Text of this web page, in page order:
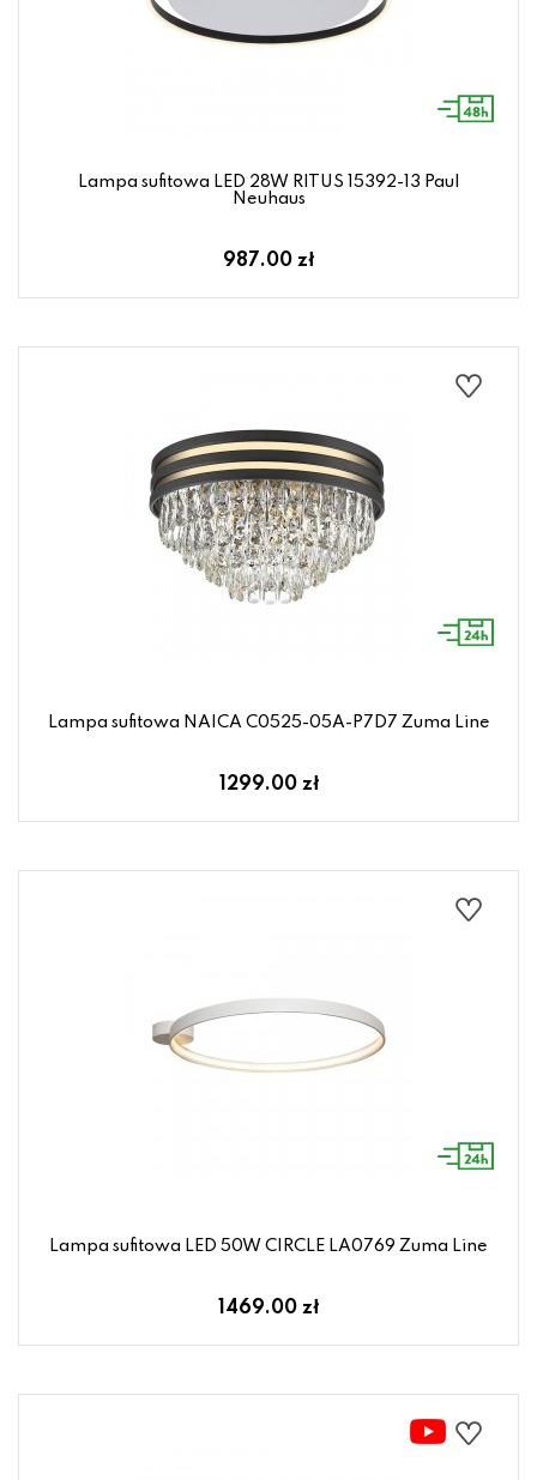
Lampa sufitowa LED 28W RITUS 15392-13 Paul
Neuhaus
987.00 zł
Lampa sufitowa NAICA C0525-05A-P7D7 Zuma Line
1299.00 zł
Lampa sufitowa LED 50W CIRCLE LA0769 Zuma Line
1469.00 zł